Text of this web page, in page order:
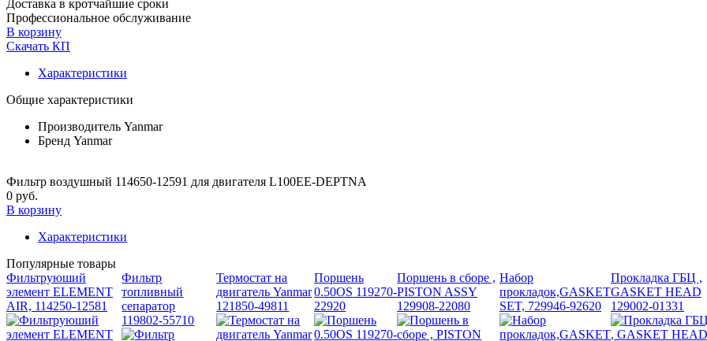
Доставка в кротчайшие сроки
Профессиональное обслуживание
В корзину
Скачать КП
Характеристики
Общие характеристики
Производитель Yanmar
Бренд Yanmar
Фильтр воздушный 114650-12591 для двигателя L100EE-DEPTNA
0 руб.
В корзину
Характеристики
Популярные товары
Фильтруюший
элемент ELEMENT
AIR, 114250-12581
Фильтр
топливный
сепаратор
119802-55710
Термостат на
двигатель Yanmar
121850-49811
Поршень
0.50OS 119270-
22920
Поршень в сборе ,
PISTON ASSY
129908-22080
Набор
прокладок,GASKET
SET, 729946-92620
Прокладка ГБЦ ,
GASKET HEAD
129002-01331